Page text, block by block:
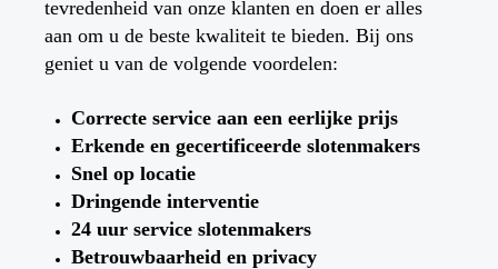
tevredenheid van onze klanten en doen er alles
aan om u de beste kwaliteit te bieden. Bij ons
geniet u van de volgende voordelen:
Correcte service aan een eerlijke prijs
Erkende en gecertificeerde slotenmakers
Snel op locatie
Dringende interventie
24 uur service slotenmakers
Betrouwbaarheid en privacy